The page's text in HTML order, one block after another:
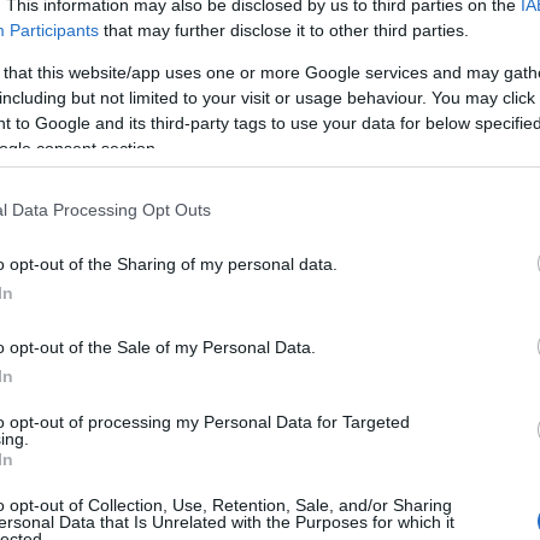
This information may also be disclosed by us to third parties on the
Participants that may further disclose it to other third parties.
that this website/app uses one or more Google services and may
but not limited to your visit or usage behaviour. You may
to Google and its third-party tags to use your data for below
consent section.
Data Processing Opt Outs
opt-out of the Sharing of my personal data.
opt-out of the Sale of my Personal Data.
opt-out of processing my Personal Data for Targeted
opt-out of Collection, Use, Retention, Sale, and/or Sharing
Data that Is Unrelated with the Purposes for which it
Olen 29-vuotias enkä ole aikaisemmin
nähdä, voiko korkealla harjoittelu
testata, koska tulevalla kaudella ei ole
hyvin korkeaan ilma-alaan,” kertoo Dahlqvist,
yhdessä kumppaninsa amerikkalaisen
voiman kehittämiseksi. Aiemmin olen ollut
suhteen voin ylläpitää tekniikkaani
energiaa kilpailuissa. Ylävartalon voima on
sekä luisteluhiihdon eri
on yritettävä tehdä. Ylävartalon voima ja
eniten verrattuna kilpakumppaneihini.”
kokonaiskilpailun toisen kerran
jäi Lahden kisoihin, jossa hän kävi jännittävän
Nähtäväksi jää, kuinka tiukka taistelu